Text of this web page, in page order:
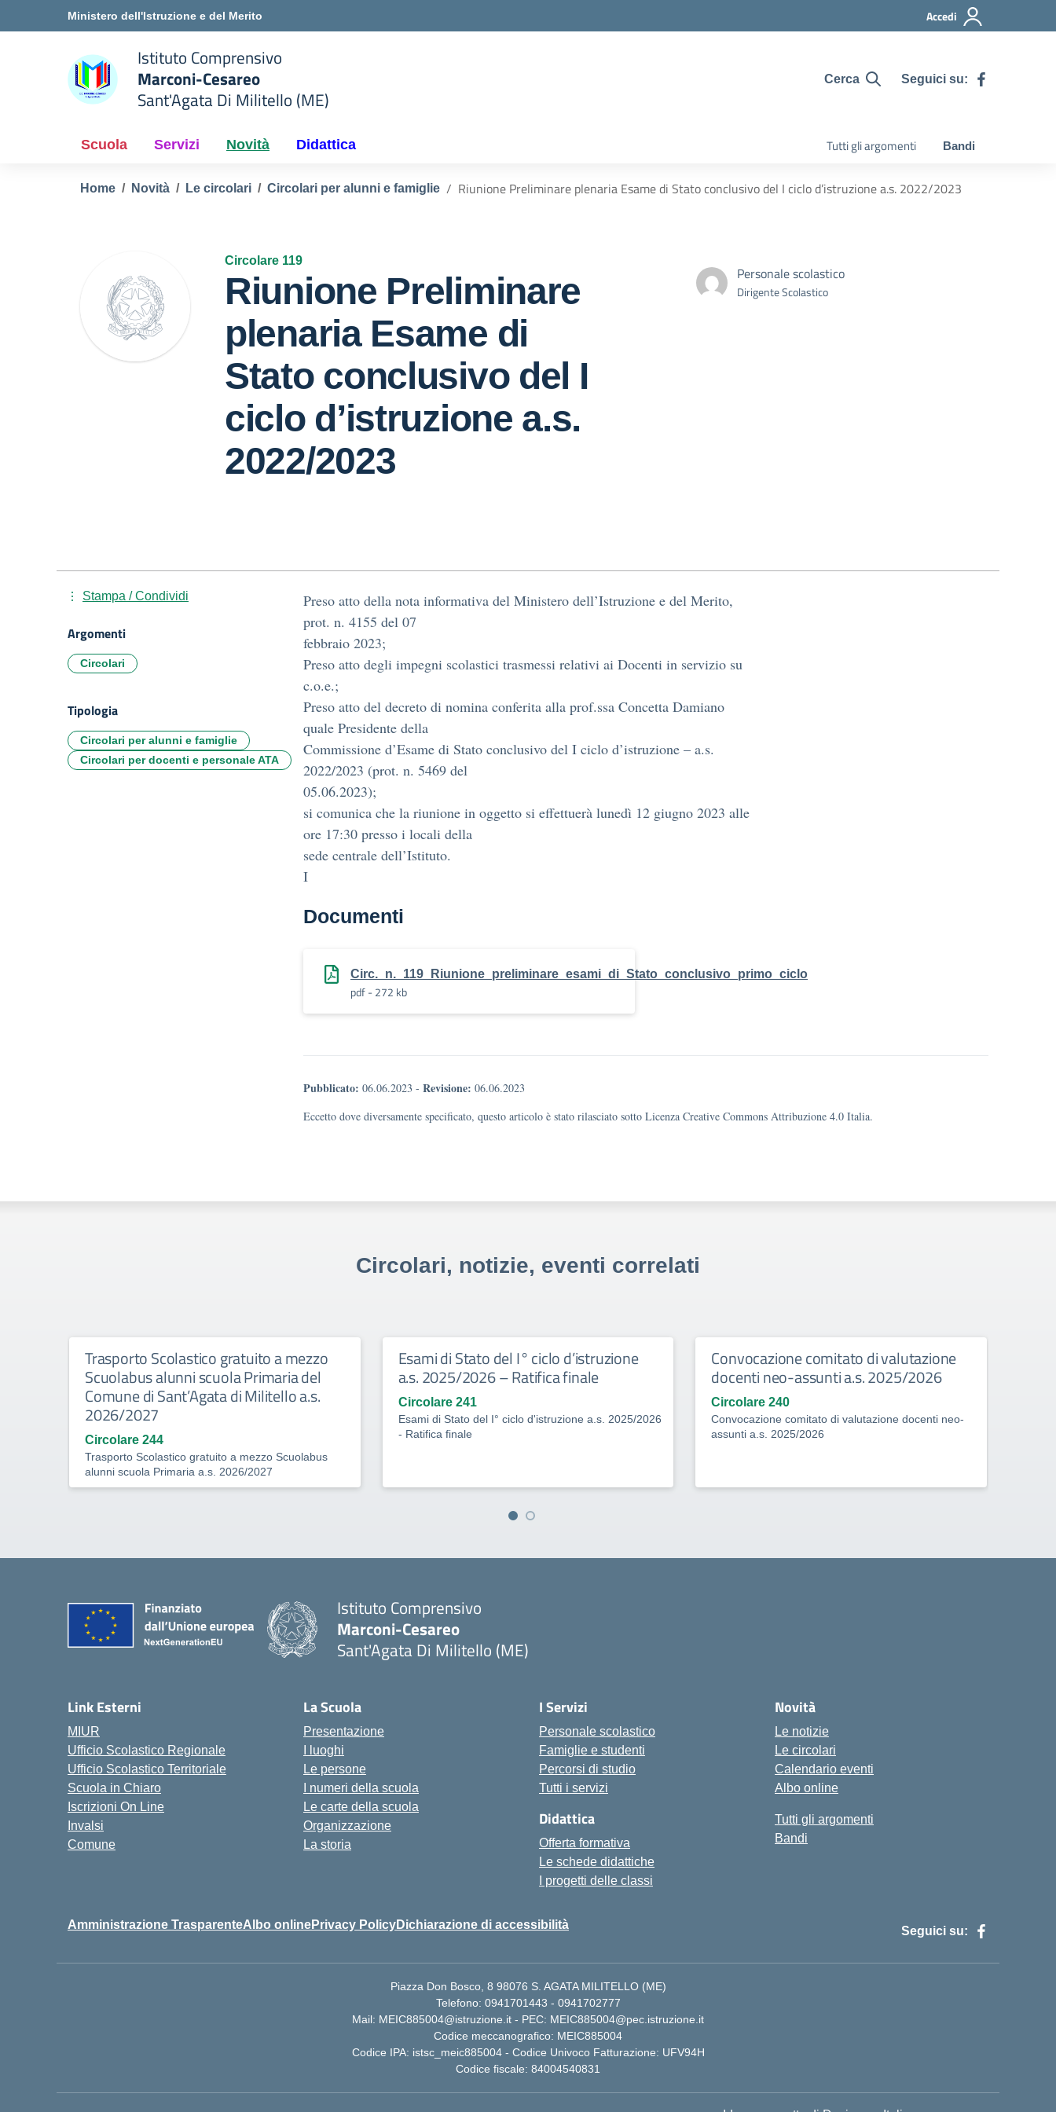
Ministero dell'Istruzione e del Merito Accedi
scuola
Istituto Comprensivo
Marconi-Cesareo
Sant'Agata Di Militello (ME)
Cerca Seguici su:
Scuola Servizi Novità Didattica Tutti gli argomenti Bandi
Home Novità Le circolari Circolari per alunni e famiglie Riunione Preliminare plenaria Esame di Stato conclusivo del I ciclo d’istruzione a.s. 2022/2023
Circolare 119
Riunione Preliminare
plenaria Esame di
Stato conclusivo del I
ciclo d’istruzione a.s.
2022/2023
Personale scolastico
Dirigente Scolastico
Preso atto della nota informativa del Ministero dell’Istruzione e del Merito,
prot. n. 4155 del 07
febbraio 2023;
Preso atto degli impegni scolastici trasmessi relativi ai Docenti in servizio su
c.o.e.;
Preso atto del decreto di nomina conferita alla prof.ssa Concetta Damiano
quale Presidente della
Commissione d’Esame di Stato conclusivo del I ciclo d’istruzione – a.s.
2022/2023 (prot. n. 5469 del
05.06.2023);
si comunica che la riunione in oggetto si effettuerà lunedì 12 giugno 2023 alle
ore 17:30 presso i locali della
sede centrale dell’Istituto.
I
Documenti
Circ._n._119_Riunione_preliminare_esami_di_Stato_conclusivo_primo_ciclo
pdf - 272 kb
Pubblicato: 06.06.2023 - Revisione: 06.06.2023
Eccetto dove diversamente specificato, questo articolo è stato rilasciato sotto Licenza Creative Commons Attribuzione 4.0 Italia.
Stampa / Condividi
Argomenti
Circolari
Tipologia
Circolari per alunni e famiglie
Circolari per docenti e personale ATA
Circolari, notizie, eventi correlati
Trasporto Scolastico gratuito a mezzo
Scuolabus alunni scuola Primaria del
Comune di Sant’Agata di Militello a.s.
2026/2027
Circolare 244
Trasporto Scolastico gratuito a mezzo Scuolabus
alunni scuola Primaria a.s. 2026/2027
Esami di Stato del I° ciclo d’istruzione
a.s. 2025/2026 – Ratifica finale
Circolare 241
Esami di Stato del I° ciclo d'istruzione a.s. 2025/2026
- Ratifica finale
Convocazione comitato di valutazione
docenti neo-assunti a.s. 2025/2026
Circolare 240
Convocazione comitato di valutazione docenti neo-
assunti a.s. 2025/2026
Istituto Comprensivo
Marconi-Cesareo
Sant'Agata Di Militello (ME)
Link Esterni
MIUR
Ufficio Scolastico Regionale
Ufficio Scolastico Territoriale
Scuola in Chiaro
Iscrizioni On Line
Invalsi
Comune
La Scuola
Presentazione
I luoghi
Le persone
I numeri della scuola
Le carte della scuola
Organizzazione
La storia
I Servizi
Personale scolastico
Famiglie e studenti
Percorsi di studio
Tutti i servizi
Didattica
Offerta formativa
Le schede didattiche
I progetti delle classi
Novità
Le notizie
Le circolari
Calendario eventi
Albo online
Tutti gli argomenti
Bandi
Amministrazione TrasparenteAlbo onlinePrivacy PolicyDichiarazione di accessibilità Seguici su:
Piazza Don Bosco, 8 98076 S. AGATA MILITELLO (ME)
Telefono: 0941701443 - 0941702777
Mail: MEIC885004@istruzione.it - PEC: MEIC885004@pec.istruzione.it
Codice meccanografico: MEIC885004
Codice IPA: istsc_meic885004 - Codice Univoco Fatturazione: UFV94H
Codice fiscale: 84004540831